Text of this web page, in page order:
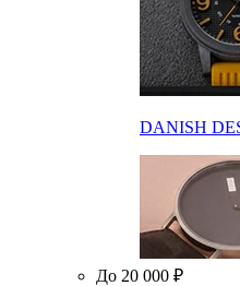
DANISH
До 20 000 ₽